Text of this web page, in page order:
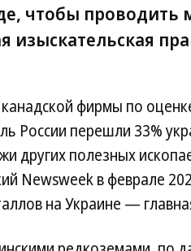
чтобы проводить
изыскательская
фирмы по
России перешли 33%
других полезных
Newsweek в феврале
на Украине —